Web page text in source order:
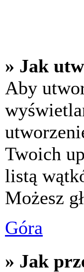
» Jak
Aby
Twoich
listą
Możesz
Góra
» Jak